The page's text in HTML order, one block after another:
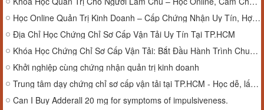
Học Online Quản Trị Kinh Doanh – Cấp Chứng Nhận Uy Tín, Hợp Lệ
Địa Chỉ Học Chứng Chỉ Sơ Cấp Vận Tải Uy Tín Tại TP.HCM
Khóa Học Chứng Chỉ Sơ Cấp Vận Tải: Bắt Đầu Hành Trình Chuyên Nghiệp Của Bạn
Khởi nghiệp cùng chứng nhận quản trị kinh doanh
Trung tâm dạy chứng chỉ sơ cấp vận tải tại TP.HCM - Học dễ, lấy nhanh
Can I Buy Adderall 20 mg for symptoms of impulsiveness.